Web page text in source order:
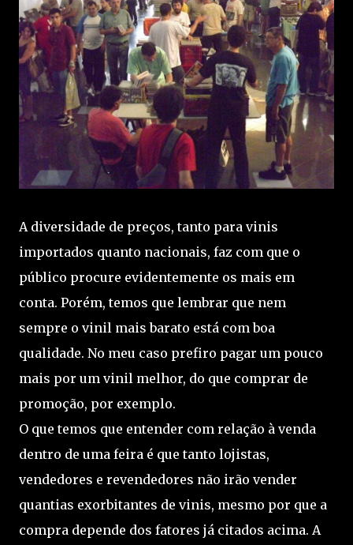
A diversidade de preços, tanto para vinis
importados quanto nacionais, faz com que o
público procure evidentemente os mais em
conta. Porém, temos que lembrar que nem
sempre o vinil mais barato está com boa
qualidade. No meu caso prefiro pagar um pouco
mais por um vinil melhor, do que comprar de
promoção, por exemplo.
O que temos que entender com relação à venda
dentro de uma feira é que tanto lojistas,
vendedores e revendedores não irão vender
quantias exorbitantes de vinis, mesmo por que a
compra depende dos fatores já citados acima. A